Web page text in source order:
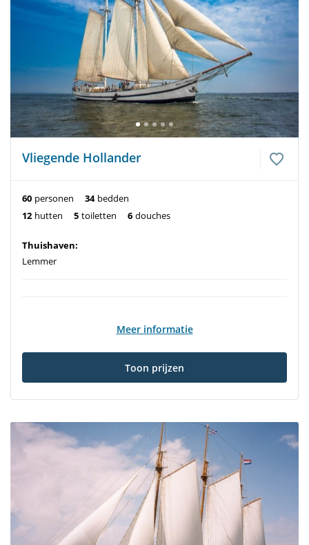
Vliegende Hollander
60 personen 34 bedden
12 hutten 5 toiletten 6 douches
Thuishaven:
Lemmer
Meer informatie
Toon prijzen